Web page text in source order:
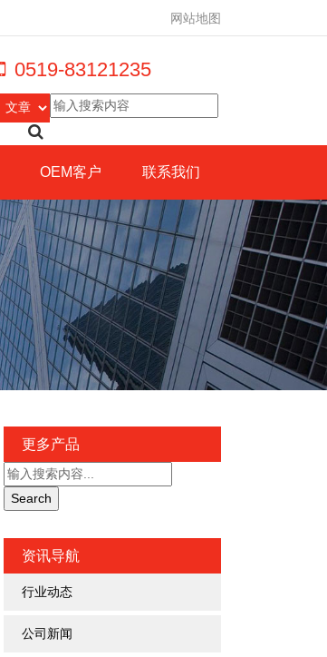
网站地图
0519-83121235
OEM客户 联系我们
更多产品
资讯导航
行业动态
公司新闻